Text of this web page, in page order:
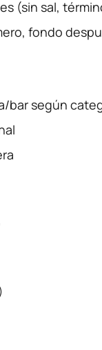
(sin sal,
fondo
bar según